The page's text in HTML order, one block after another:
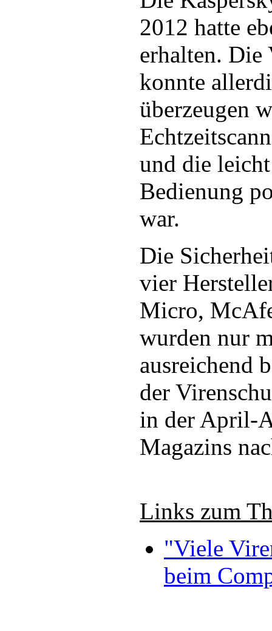
2012 hatte
erhalten. Die
konnte
überzeugen
und die
Bedienung
war.
Die
vier
Micro,
wurden nur
ausreichend
der
in der April-
Magazins
Links zum
"Viele
beim